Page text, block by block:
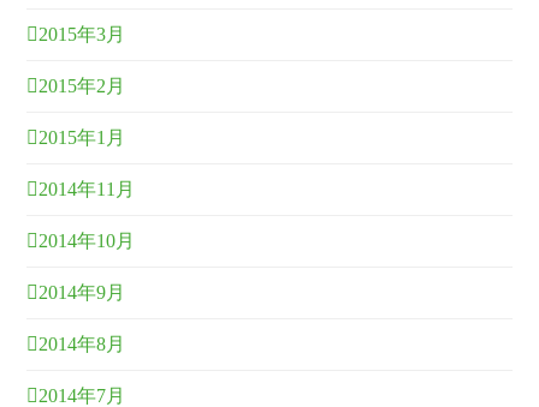
2015年3月
2015年2月
2015年1月
2014年11月
2014年10月
2014年9月
2014年8月
2014年7月